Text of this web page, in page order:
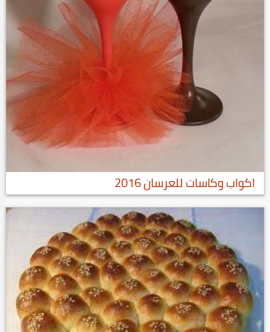
اكواب وكاسات للعرسان 2016